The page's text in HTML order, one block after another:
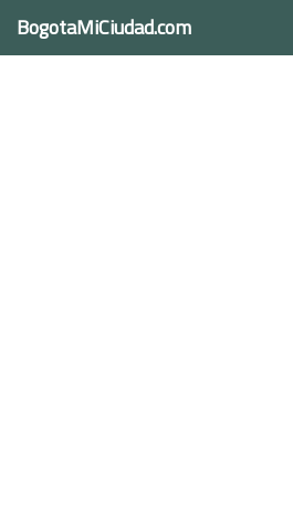
BogotaMiCiudad.com